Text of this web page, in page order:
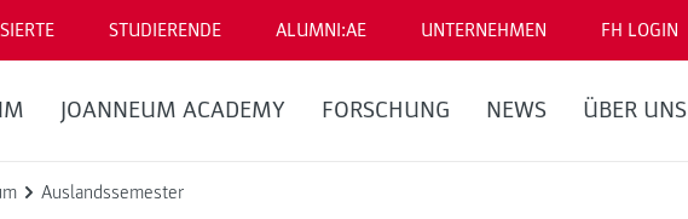
STUDIERENDE ALUMNI:AE UNTERNEHMEN FH LOGIN
JOANNEUM ACADEMY FORSCHUNG NEWS ÜBER UNS
Auslandssemester